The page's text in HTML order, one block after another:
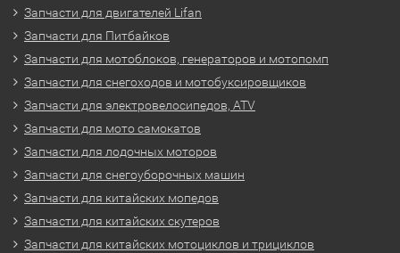
Запчасти для двигателей Lifan
Запчасти для Питбайков
Запчасти для мотоблоков, генераторов и мотопомп
Запчасти для снегоходов и мотобуксировщиков
Запчасти для электровелосипедов, ATV
Запчасти для мото самокатов
Запчасти для лодочных моторов
Запчасти для снегоуборочных машин
Запчасти для китайских мопедов
Запчасти для китайских скутеров
Запчасти для китайских мотоциклов и трициклов